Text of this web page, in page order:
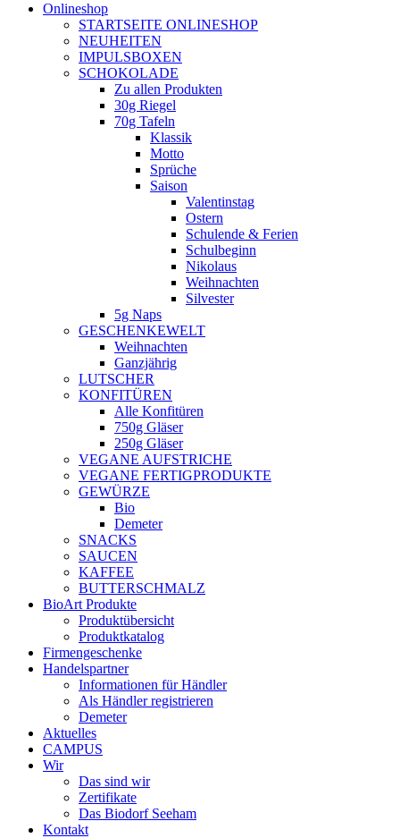
Onlineshop
STARTSEITE ONLINESHOP
NEUHEITEN
IMPULSBOXEN
SCHOKOLADE
Zu allen Produkten
30g Riegel
70g Tafeln
Klassik
Motto
Sprüche
Saison
Valentinstag
Ostern
Schulende & Ferien
Schulbeginn
Nikolaus
Weihnachten
Silvester
5g Naps
GESCHENKEWELT
Weihnachten
Ganzjährig
LUTSCHER
KONFITÜREN
Alle Konfitüren
750g Gläser
250g Gläser
VEGANE AUFSTRICHE
VEGANE FERTIGPRODUKTE
GEWÜRZE
Bio
Demeter
SNACKS
SAUCEN
KAFFEE
BUTTERSCHMALZ
BioArt Produkte
Produktübersicht
Produktkatalog
Firmengeschenke
Handelspartner
Informationen für Händler
Als Händler registrieren
Demeter
Aktuelles
CAMPUS
Wir
Das sind wir
Zertifikate
Das Biodorf Seeham
Kontakt